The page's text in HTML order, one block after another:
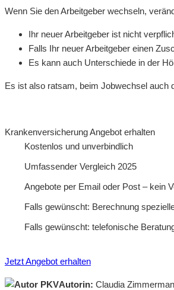
Wenn Sie den Arbeitgeber wechseln,
Ihr neuer Arbeitgeber ist nicht
Falls Ihr neuer Arbeitgeber einen
Es kann auch Unterschiede in der
Es ist also ratsam, beim Jobwechsel auch
Krankenversicherung Angebot erhalten
Kostenlos und unverbindlich
Umfassender Vergleich 2025
Angebote per Email oder Post – kein
Falls gewünscht: Berechnung
Falls gewünscht: telefonische
Jetzt Angebot erhalten
Autorin: Claudia